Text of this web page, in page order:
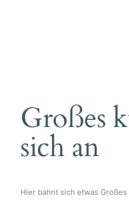
Großes
sich an
Hier bahnt sich etwas